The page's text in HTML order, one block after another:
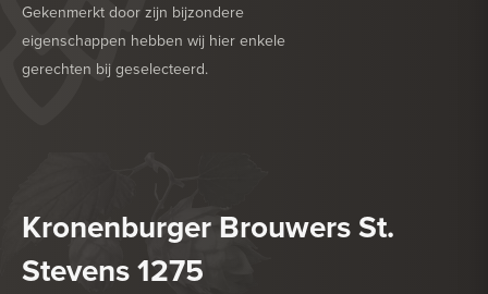
Gekenmerkt door zijn bijzondere
eigenschappen hebben wij hier enkele
gerechten bij geselecteerd.
HEERLIJK BIJ
Kronenburger Brouwers St.
Stevens 1275